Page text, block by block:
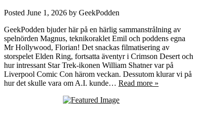
Posted June 1, 2026 by GeekPodden
GeekPodden bjuder här på en härlig sammanstrålning av
spelnörden Magnus, teknikoraklet Emil och poddens egna
Mr Hollywood, Florian! Det snackas filmatisering av
storspelet Elden Ring, fortsatta äventyr i Crimson Desert och
hur intressant Star Trek-ikonen William Shatner var på
Liverpool Comic Con härom veckan. Dessutom klurar vi på
hur det skulle vara om A.I. kunde… Read more »